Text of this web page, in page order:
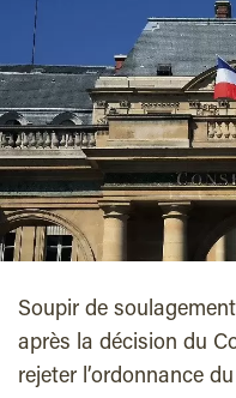
Soupir de
après la décision du
rejeter l’ordonnance